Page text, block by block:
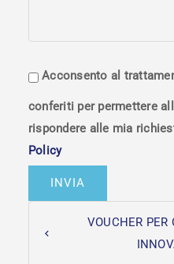
Acconsento al
conferiti per permettere
rispondere alle mia
Policy
VOUCHER